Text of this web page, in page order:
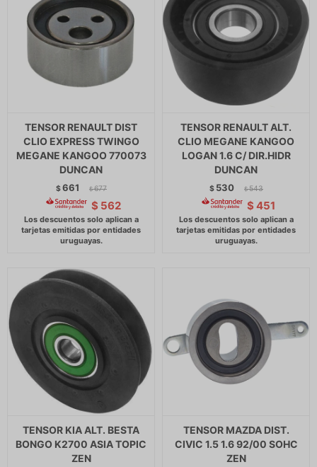
TENSOR RENAULT DIST
CLIO EXPRESS TWINGO
MEGANE KANGOO 770073
DUNCAN
$661 $ 677
$ 562
TENSOR RENAULT ALT.
CLIO MEGANE KANGOO
LOGAN 1.6 C/ DIR.HIDR
DUNCAN
$ 530 $ 543
$ 451
TENSOR KIA ALT. BESTA
BONGO K2700 ASIA TOPIC
ZEN
TENSOR MAZDA DIST.
CIVIC 1.5 1.6 92/00 SOHC
ZEN